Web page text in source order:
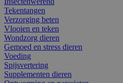
Tekentangen
Verzorging beten
Vlooien en teken
Wondzorg dieren
Gemoed en stress dieren
Voeding
Spijsvertering
Supplementen dieren